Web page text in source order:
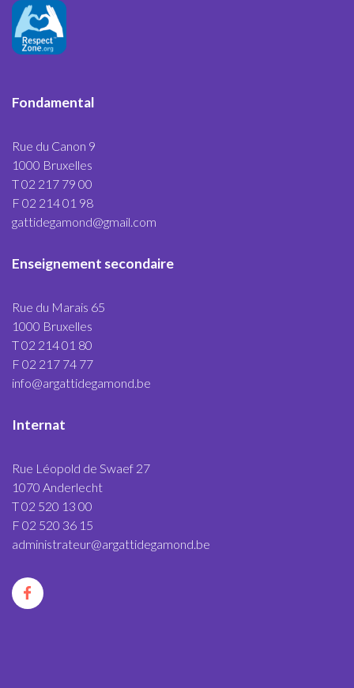
Fondamental
Rue du Canon 9
1000 Bruxelles
T 02 217 79 00
F 02 214 01 98
gattidegamond@gmail.com
Enseignement secondaire
Rue du Marais 65
1000 Bruxelles
T 02 214 01 80
F 02 217 74 77
info@argattidegamond.be
Internat
Rue Léopold de Swaef 27
1070 Anderlecht
T 02 520 13 00
F 02 520 36 15
administrateur@argattidegamond.be